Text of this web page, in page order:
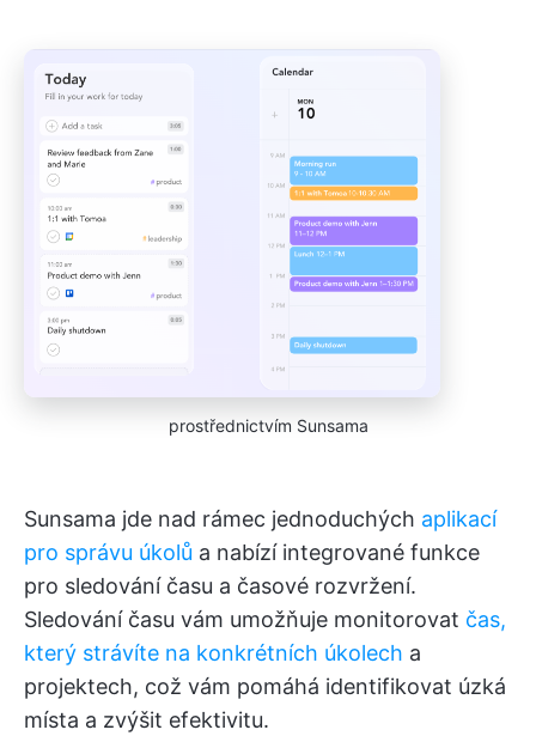
prostřednictvím Sunsama
Sunsama jde nad rámec jednoduchých aplikací
pro správu úkolů a nabízí integrované funkce
pro sledování času a časové rozvržení.
Sledování času vám umožňuje monitorovat čas,
který strávíte na konkrétních úkolech a
projektech, což vám pomáhá identifikovat úzká
místa a zvýšit efektivitu.